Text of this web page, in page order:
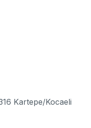
Kartepe/Kocaeli